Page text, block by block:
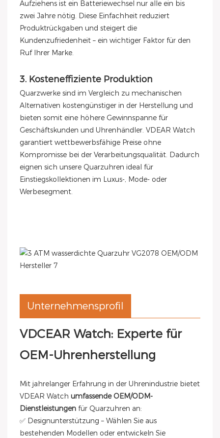
Aufziehens ist ein Batteriewechsel nur alle ein bis
zwei Jahre nötig. Diese Einfachheit reduziert
Produktrückgaben und steigert die
Kundenzufriedenheit – ein wichtiger Faktor für den
Ruf Ihrer Marke.
3. Kosteneffiziente Produktion
Quarzwerke sind im Vergleich zu mechanischen
Alternativen kostengünstiger in der Herstellung und
bieten somit eine höhere Gewinnspanne für
Geschäftskunden und Uhrenhändler. VDEAR Watch
garantiert wettbewerbsfähige Preise ohne
Kompromisse bei der Verarbeitungsqualität. Dadurch
eignen sich unsere Quarzuhren ideal für
Einstiegskollektionen im Luxus-, Mode- oder
Werbesegment.
Unternehmensprofil
VDCEAR Watch: Experte für
OEM-Uhrenherstellung
Mit jahrelanger Erfahrung in der Uhrenindustrie bietet
VDEAR Watch umfassende OEM/ODM-
Dienstleistungen für Quarzuhren an:
✅ Designunterstützung – Wählen Sie aus
bestehenden Modellen oder entwickeln Sie